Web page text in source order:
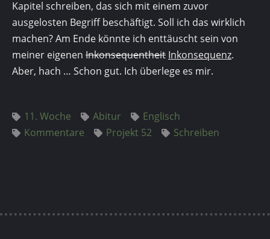
Kapitel schreiben, das sich mit einem zuvor
ausgelosten Begriff beschäftigt. Soll ich das wirklich
machen? Am Ende könnte ich enttäuscht sein von
meiner eigenen Inkonsequentheit Inkonsequenz.
Aber, hach … Schon gut. Ich überlege es mir.
11. Woche Abitur
Englisch
Kommentare
Projekt 52 Schreiben